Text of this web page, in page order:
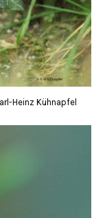
Heinz Kühnapfel